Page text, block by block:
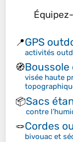
📍GPS
activités
🧭Boussole
visée haute
📦Sacs
contre
🪢Cordes
bivouac et